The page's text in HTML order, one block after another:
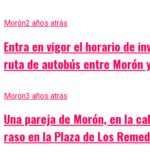
Morón2 años atrás
Entra en vigor el horario de
ruta de autobús entre Morón
Morón3 años atrás
Una pareja de Morón, en la
raso en la Plaza de Los